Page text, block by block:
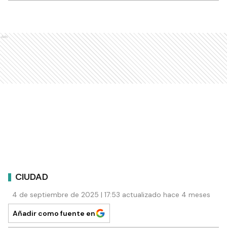
Ads
CIUDAD
4 de septiembre de 2025 | 17:53 actualizado hace 4 meses
Añadir como fuente en